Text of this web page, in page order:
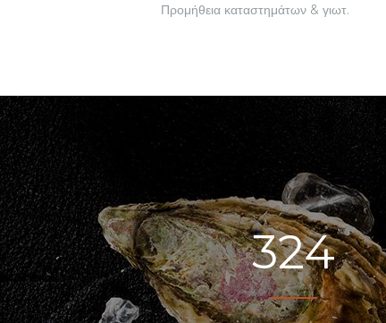
Προμήθεια καταστημάτων & γιωτ.
324